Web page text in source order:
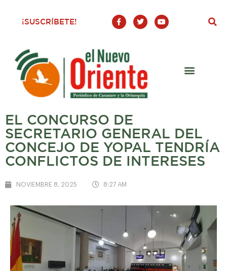
¡SUSCRÍBETE!
F
a
c
o
o
-
T
w
i
Y
o
u
EL CONCURSO DE
SECRETARIO GENERAL DEL
CONCEJO DE YOPAL TENDRÍA
CONFLICTOS DE INTERESES
NOVIEMBRE 8, 2025 8:27 AM